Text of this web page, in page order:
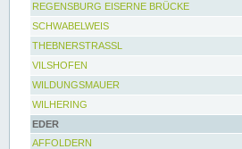
REGENSBURG EISERNE BRÜCKE
SCHWABELWEIS
THEBNERSTRASSL
VILSHOFEN
WILDUNGSMAUER
WILHERING
EDER
AFFOLDERN